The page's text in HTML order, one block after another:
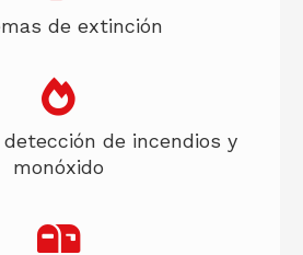
de extinción
de incendios y
monóxido